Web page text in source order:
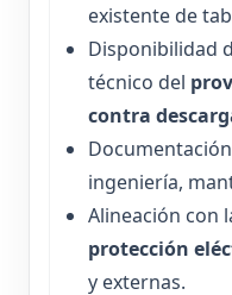
existente de
Disponibilidad
técnico del
contra
ingeniería,
Alineación con
protección
y externas.